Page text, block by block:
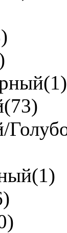
(1)
(73)
(1)